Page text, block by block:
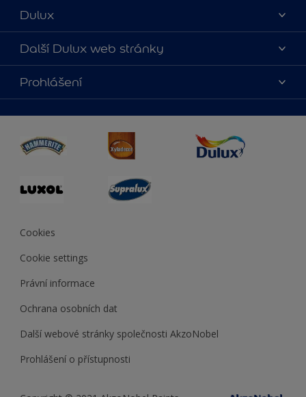
Dulux
O nás
Kontaktujte nás
Najít obchod
Další Dulux web stránky
duluxmalir.cz
duluxmaliar.sk
duluxprodejnabarev.cz
duluxpredajnafarieb.sk
Prohlášení
Cookies
Cookie settings
Právní informace
Ochrana osobních dat
Další webové stránky společnosti AkzoNobel
Prohlášení o přístupnosti